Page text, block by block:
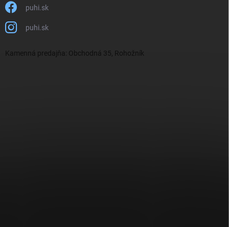
puhi.sk
puhi.sk
Kamenná predajňa: Obchodná 35, Rohožník